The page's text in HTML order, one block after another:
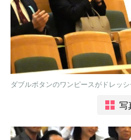
ダブルボタンのワンピースがドレッ
写